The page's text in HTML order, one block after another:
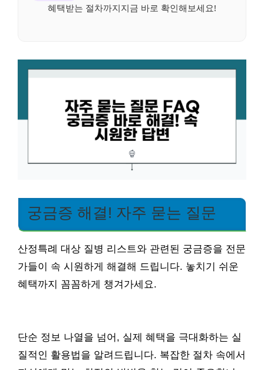
혜택받는 절차까지지금 바로 확인해보세요!
궁금증 해결! 자주 묻는 질문
산정특례 대상 질병 리스트와 관련된 궁금증을 전문
가들이 속 시원하게 해결해 드립니다. 놓치기 쉬운
혜택까지 꼼꼼하게 챙겨가세요.
단순 정보 나열을 넘어, 실제 혜택을 극대화하는 실
질적인 활용법을 알려드립니다. 복잡한 절차 속에서